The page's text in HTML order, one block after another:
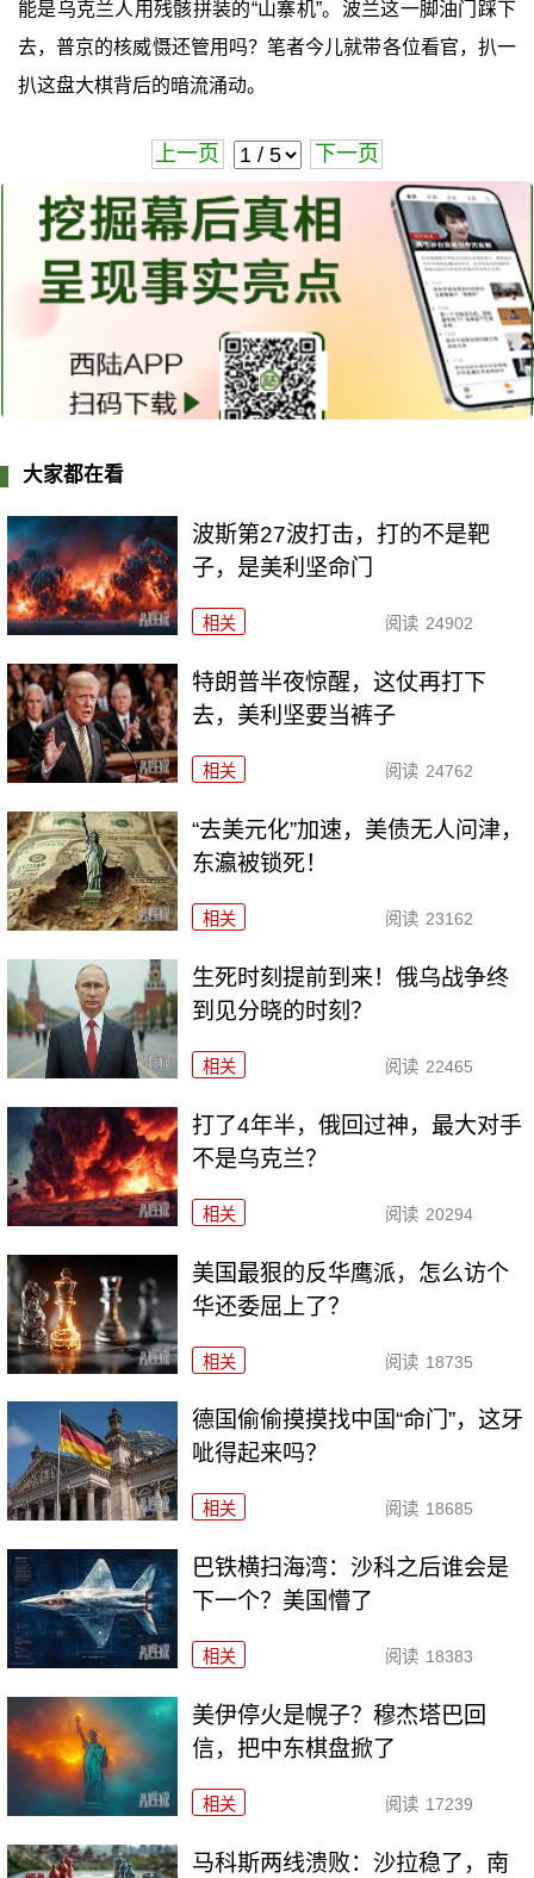
能是乌克兰人用残骸拼装的“山寨机”。波兰这一脚油门踩下
去，普京的核威慑还管用吗？笔者今儿就带各位看官，扒一
扒这盘大棋背后的暗流涌动。
上一页 下一页
大家都在看
波斯第27波打击，打的不是靶
子，是美利坚命门
相关 阅读 24902
特朗普半夜惊醒，这仗再打下
去，美利坚要当裤子
相关 阅读 24762
“去美元化”加速，美债无人问津，
东瀛被锁死！
相关 阅读 23162
生死时刻提前到来！俄乌战争终
到见分晓的时刻？
相关 阅读 22465
打了4年半，俄回过神，最大对手
不是乌克兰？
相关 阅读 20294
美国最狠的反华鹰派，怎么访个
华还委屈上了？
相关 阅读 18735
德国偷偷摸摸找中国“命门”，这牙
呲得起来吗？
相关 阅读 18685
巴铁横扫海湾：沙科之后谁会是
下一个？美国懵了
相关 阅读 18383
美伊停火是幌子？穆杰塔巴回
信，把中东棋盘掀了
相关 阅读 17239
马科斯两线溃败：沙拉稳了，南